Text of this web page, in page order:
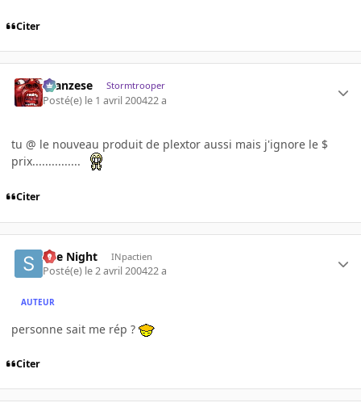
Citer
ilcanzese Stormtrooper
Posté(e) le 1 avril 200422 a
tu @ le nouveau produit de plextor aussi mais j'ignore le $
prix...............
Citer
She Night INpactien
Posté(e) le 2 avril 200422 a
AUTEUR
personne sait me rép ?
Citer